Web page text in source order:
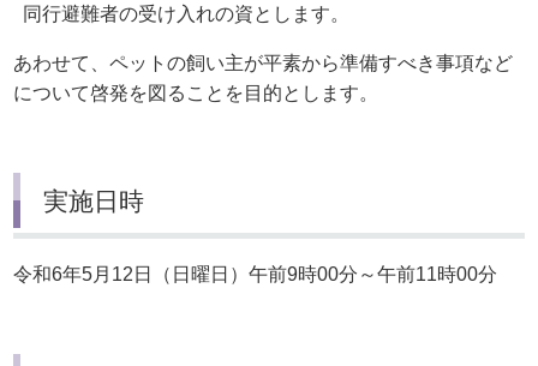
同行避難者の受け入れの資とします。
あわせて、ペットの飼い主が平素から準備すべき事項など
について啓発を図ることを目的とします。
実施日時
令和6年5月12日（日曜日）午前9時00分～午前11時00分